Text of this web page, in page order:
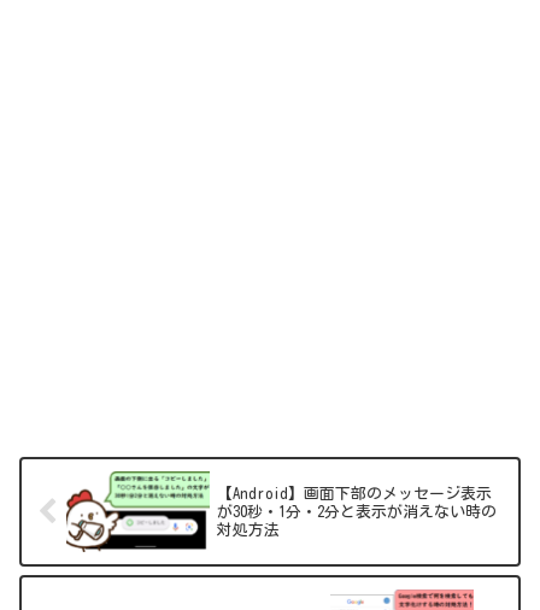
【Android】画面下部のメッセージ表示
が30秒・1分・2分と表示が消えない時の
対処方法